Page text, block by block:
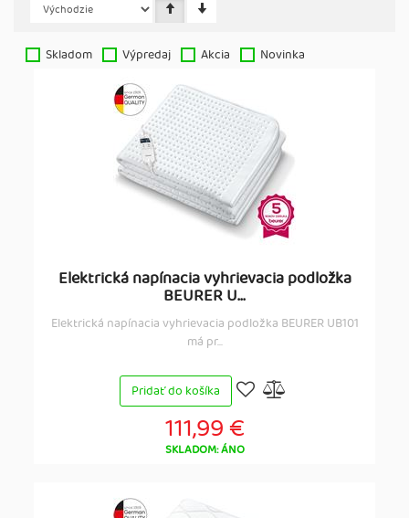
Skladom Výpredaj Akcia Novinka
Elektrická napínacia vyhrievacia podložka
BEURER U...
Elektrická napínacia vyhrievacia podložka BEURER UB101
má pr...
Pridať do košíka
111,99 €
SKLADOM: ÁNO